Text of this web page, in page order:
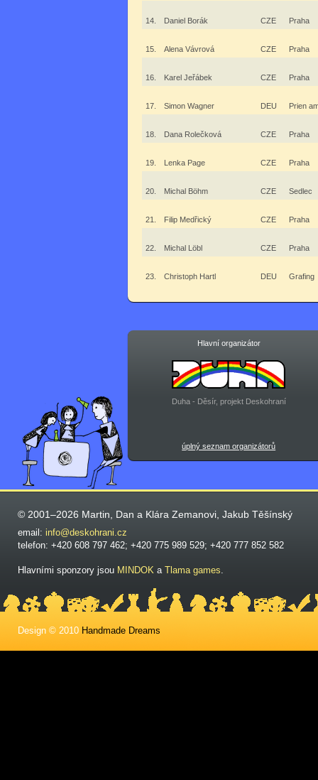
14. Daniel Borák CZE Praha
15. Alena Vávrová CZE Praha
16. Karel Jeřábek CZE Praha
17. Simon Wagner DEU Prien
18. Dana Rolečková CZE Praha
19. Lenka Page CZE Praha
20. Michal Böhm CZE Sedlec
21. Filip Medřický CZE Praha
22. Michal Löbl CZE Praha
23. Christoph Hartl DEU Grafing
Hlavní organizátor
Duha - Děsír, projekt Deskohraní
úplný seznam organizátorů
© 2001–2026 Martin, Dan a Klára Zemanovi, Jakub Těšínský
email: info@deskohrani.cz
telefon: +420 608 797 462; +420 775 989 529; +420 777 852 582
Hlavními sponzory jsou MINDOK a Tlama games.
Design © 2010 Handmade Dreams